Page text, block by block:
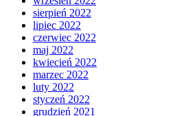
sierpień 2022
lipiec 2022
czerwiec 2022
maj 2022
kwiecień 2022
marzec 2022
luty 2022
styczeń 2022
grudzień 2021